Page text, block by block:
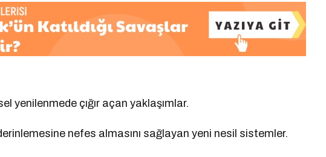
yenilenmede çığır açan yaklaşımlar.
nefes almasını sağlayan yeni nesil sistemler.